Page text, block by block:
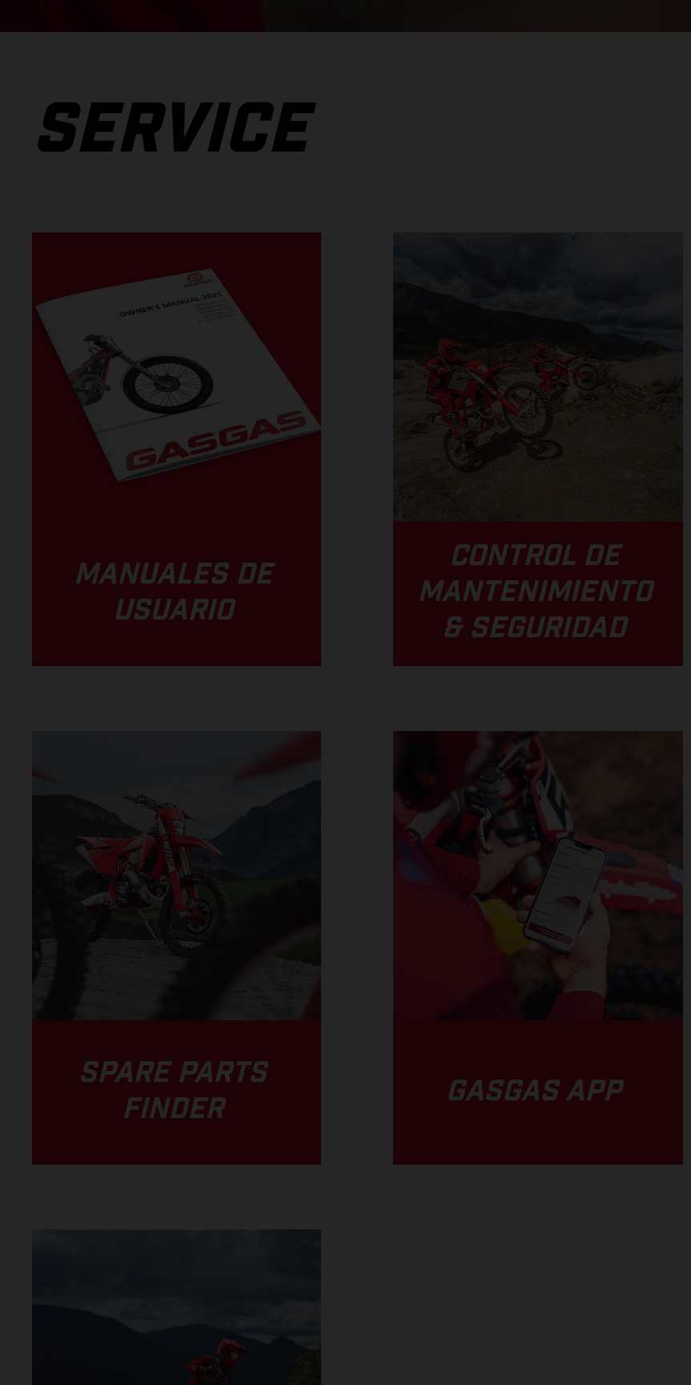
SERVICE
MANUALES DE
USUARIO
CONTROL DE
MANTENIMIENTO
& SEGURIDAD
SPARE PARTS
FINDER
GASGAS APP